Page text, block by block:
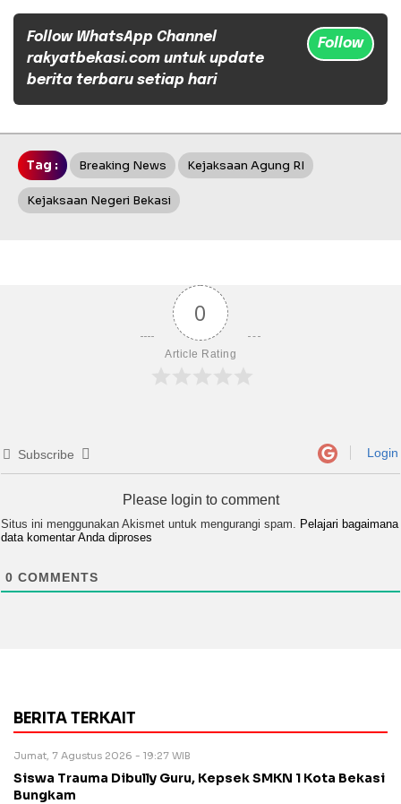
Follow WhatsApp Channel
rakyatbekasi.com untuk update
berita terbaru setiap hari
Follow
Tag : Breaking News Kejaksaan Agung RI
Kejaksaan Negeri Bekasi
0
Article Rating
Subscribe Login
Please login to comment
Situs ini menggunakan Akismet untuk mengurangi spam. Pelajari bagaimana
data komentar Anda diproses
0 COMMENTS
BERITA TERKAIT
Jumat, 7 Agustus 2026 - 19:27 WIB
Siswa Trauma Dibully Guru, Kepsek SMKN 1 Kota Bekasi
Bungkam